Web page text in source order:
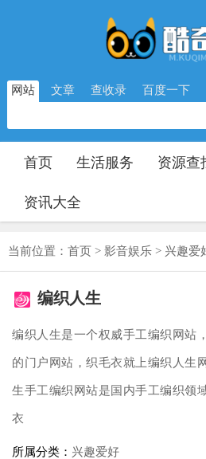
网站 文章 查收录 百度一下
首页 生活服务 资源查
资讯大全
当前位置： 首页 > 影音娱乐 > 兴趣爱
编织人生
编织人生是一个权威手工编织网站
的门户网站，织毛衣就上编织人生
生手工编织网站是国内手工编织领
衣
所属分类： 兴趣爱好